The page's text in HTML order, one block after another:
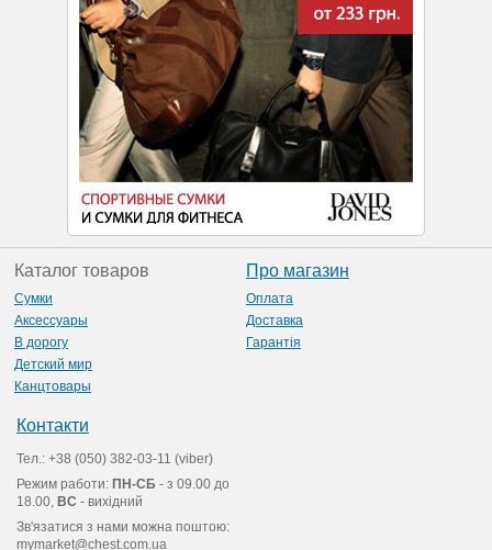
Каталог товаров
Сумки
Аксессуары
В дорогу
Детский мир
Канцтовары
Про магазин
Оплата
Доставка
Гарантія
Контакти
Тел.: +38 (050) 382-03-11 (viber)
Режим работи: ПН-СБ - з 09.00 до
18.00, ВС - вихідний
Зв'язатися з нами можна поштою:
mymarket@chest.com.ua